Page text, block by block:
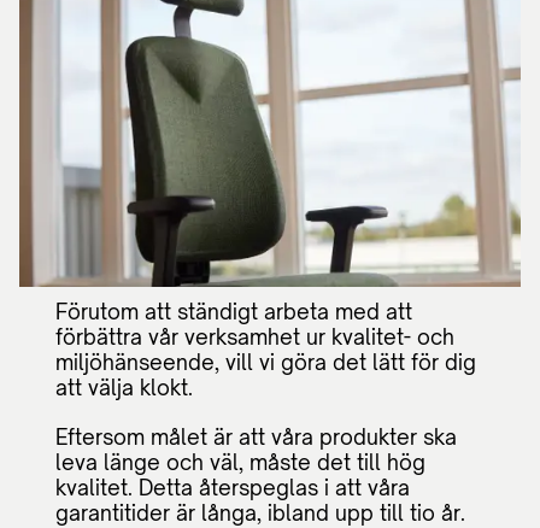
Förutom att ständigt arbeta med att
förbättra vår verksamhet ur kvalitet- och
miljöhänseende, vill vi göra det lätt för dig
att välja klokt.
Eftersom målet är att våra produkter ska
leva länge och väl, måste det till hög
kvalitet. Detta återspeglas i att våra
garantitider är långa, ibland upp till tio år.